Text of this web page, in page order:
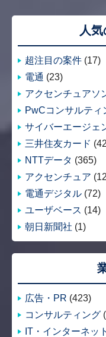
人
超注目の案件 (17)
電通 (23)
アクセンチュアソ
PwCコンサルティ
サイバーエージェ
三井住友カード
NTTデータ (365)
アクセンチュア
電通デジタル (72)
ユーザベース (14)
朝日新聞社 (1)
広告・PR (423)
コンサルティング
IT・インターネッ